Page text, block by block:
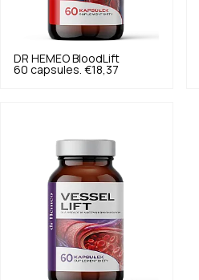
DR HEMEO BloodLift
60 capsules. €18,37